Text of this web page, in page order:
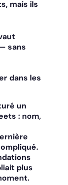
mais ils
sans
dans les
un
: nom,
plus